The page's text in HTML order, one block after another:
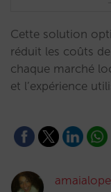
Cette solution
réduit les coûts
chaque marché
et l’expérience